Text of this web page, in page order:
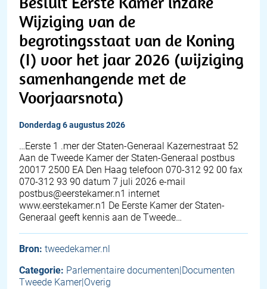
Wijziging van de
begrotingsstaat van de Koning
(I) voor het jaar 2026 (wijziging
samenhangende met de
Voorjaarsnota)
donderdag 6 augustus 2026
…Eerste 1 .mer der Staten-Generaal Kazernestraat 52
Aan de Tweede Kamer der Staten-Generaal postbus
20017 2500 EA Den Haag telefoon 070-312 92 00 fax
070-312 93 90 datum 7 juli 2026 e-mail
postbus@eerstekamer.n1 internet
www.eerstekamer.n1 De Eerste Kamer der Staten-
Generaal geeft kennis aan de Tweede…
Bron: tweedekamer.nl
Categorie: Parlementaire documenten|Documenten
Tweede Kamer|Overig